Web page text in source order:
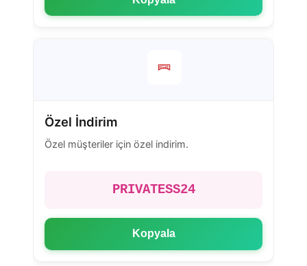
Özel İndirim
Özel müşteriler için özel indirim.
PRIVATESS24
Kopyala